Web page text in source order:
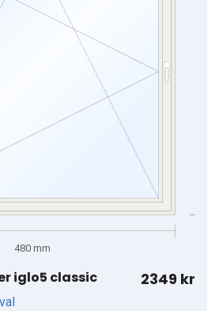
iglo5 classic 2349 kr